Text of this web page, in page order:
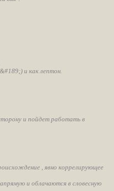
и как лептон.
и пойдет работать в
, явно коррелирующее
и облачаются в словесную